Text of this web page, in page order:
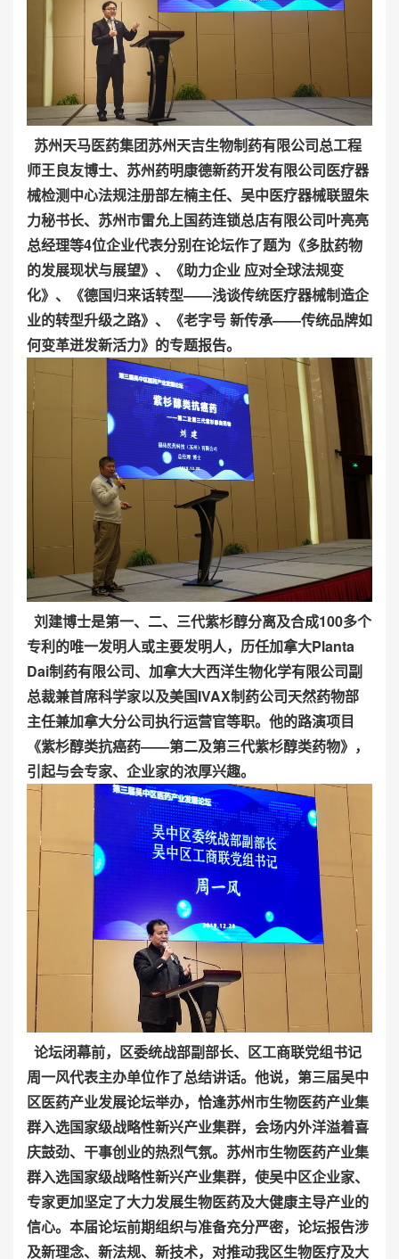
苏州天马医药集团苏州天吉生物制药有限公司总工程
师王良友博士、苏州药明康德新药开发有限公司医疗器
械检测中心法规注册部左楠主任、吴中医疗器械联盟朱
力秘书长、苏州市雷允上国药连锁总店有限公司叶亮亮
总经理等4位企业代表分别在论坛作了题为《多肽药物
的发展现状与展望》、《助力企业 应对全球法规变
化》、《德国归来话转型——浅谈传统医疗器械制造企
业的转型升级之路》、《老字号 新传承——传统品牌如
何变革迸发新活力》的专题报告。
刘建博士是第一、二、三代紫杉醇分离及合成100多个
专利的唯一发明人或主要发明人，历任加拿大Planta
Dai制药有限公司、加拿大大西洋生物化学有限公司副
总裁兼首席科学家以及美国IVAX制药公司天然药物部
主任兼加拿大分公司执行运营官等职。他的路演项目
《紫杉醇类抗癌药——第二及第三代紫杉醇类药物》，
引起与会专家、企业家的浓厚兴趣。
论坛闭幕前，区委统战部副部长、区工商联党组书记
周一风代表主办单位作了总结讲话。他说，第三届吴中
区医药产业发展论坛举办，恰逢苏州市生物医药产业集
群入选国家级战略性新兴产业集群，会场内外洋溢着喜
庆鼓劲、干事创业的热烈气氛。苏州市生物医药产业集
群入选国家级战略性新兴产业集群，使吴中区企业家、
专家更加坚定了大力发展生物医药及大健康主导产业的
信心。本届论坛前期组织与准备充分严密，论坛报告涉
及新理念、新法规、新技术，对推动我区生物医疗及大